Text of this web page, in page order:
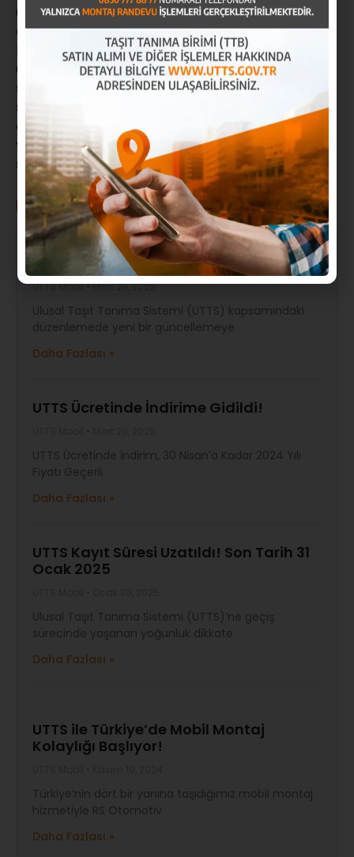
uygulamalarda kullanılabilme özelliği, RFID kartların
en büyük avantajlarından biridir.
RFID kartlar, taşıt tanıma sistemleri başta olmak
üzere birçok alanda devrim niteliğinde çözümler
sunar. Bu kartlar, hem güvenliği artırır hem de işlem
süreçlerini hızlandırarak operasyonel verimliliği
destekler. Taşıt tanıma sektöründe RFID kartların
yaygın kullanımı, hem kullanıcılar hem de hizmet
sağlayıcılar için büyük avantajlar sunmaktadır.
UTTS Mobil
Bireysel Araçlarda UTTS Taktırma
Zorunluluğu Kalktı!
UTTS Mobil Mart 29, 2025
Ulusal Taşıt Tanıma Sistemi (UTTS) kapsamındaki
düzenlemede yeni bir güncellemeye
Daha Fazlası »
UTTS Ücretinde İndirime Gidildi!
UTTS Ücretinde İndirim, 30 Nisan’a Kadar 2024 Yılı
Fiyatı Geçerli
Daha Fazlası »
UTTS Kayıt Süresi Uzatıldı! Son Tarih 31
Ocak 2025
Ulusal Taşıt Tanıma Sistemi (UTTS)‘ne geçiş
sürecinde yaşanan yoğunluk dikkate
Daha Fazlası »
UTTS ile Türkiye’de Mobil Montaj
Kolaylığı Başlıyor!
Türkiye’nin dört bir yanına taşıdığımız mobil montaj
hizmetiyle RS Otomotiv
Daha Fazlası »